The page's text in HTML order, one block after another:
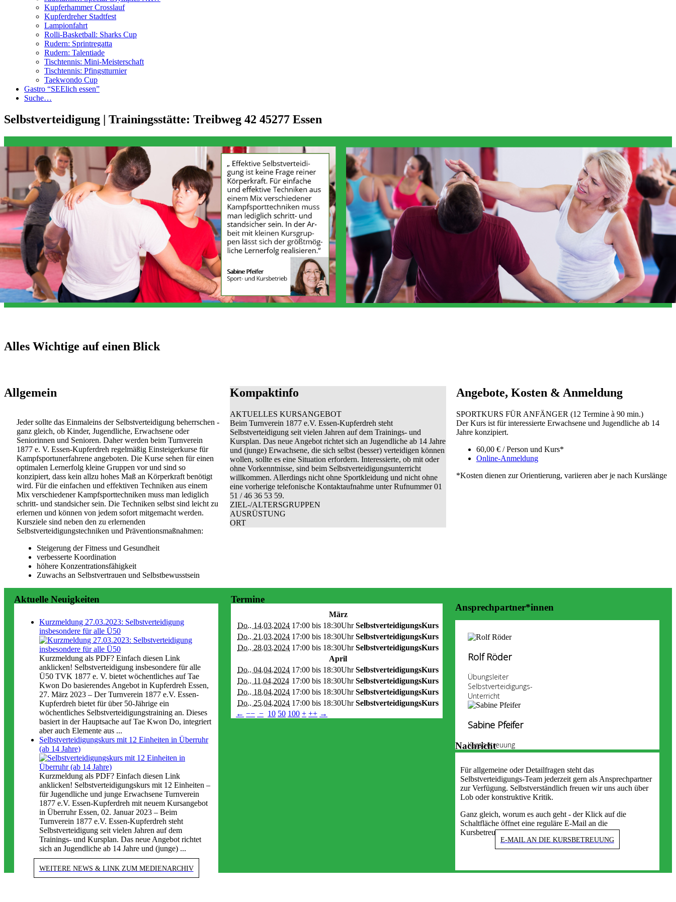
Kupferhammer Crosslauf
Kupferdreher Stadtfest
Lampionfahrt
Rolli-Basketball: Sharks Cup
Rudern: Sprintregatta
Rudern: Talentiade
Tischtennis: Mini-Meisterschaft
Tischtennis: Pfingstturnier
Taekwondo Cup
Gastro “SEElich essen”
Suche…
Selbstverteidigung | Trainingsstätte: Treibweg 42 45277 Essen
Alles Wichtige auf einen Blick
Allgemein
Jeder sollte das Einmaleins der Selbstverteidigung beherrschen -
ganz gleich, ob Kinder, Jugendliche, Erwachsene oder
Seniorinnen und Senioren. Daher werden beim Turnverein
1877 e. V. Essen-Kupferdreh regelmäßig Einsteigerkurse für
Kampfsportunerfahrene angeboten. Die Kurse sehen für einen
optimalen Lernerfolg kleine Gruppen vor und sind so
konzipiert, dass kein allzu hohes Maß an Körperkraft benötigt
wird. Für die einfachen und effektiven Techniken aus einem
Mix verschiedener Kampfsporttechniken muss man lediglich
schritt- und standsicher sein. Die Techniken selbst sind leicht zu
erlernen und können von jedem sofort mitgemacht werden.
Kursziele sind neben den zu erlernenden
Selbstverteidigungstechniken und Präventionsmaßnahmen:
Steigerung der Fitness und Gesundheit
verbesserte Koordination
höhere Konzentrationsfähigkeit
Zuwachs an Selbstvertrauen und Selbstbewusstsein
Kompaktinfo
AKTUELLES KURSANGEBOT
Beim Turnverein 1877 e.V. Essen-Kupferdreh steht
Selbstverteidigung seit vielen Jahren auf dem Trainings- und
Kursplan. Das neue Angebot richtet sich an Jugendliche ab 14 Jahre
und (junge) Erwachsene, die sich selbst (besser) verteidigen können
wollen, sollte es eine Situation erfordern. Interessierte, ob mit oder
ohne Vorkenntnisse, sind beim Selbstverteidigungsunterricht
willkommen. Allerdings nicht ohne Sportkleidung und nicht ohne
eine vorherige telefonische Kontaktaufnahme unter Rufnummer 01
51 / 46 36 53 59.
ZIEL-/ALTERSGRUPPEN
AUSRÜSTUNG
ORT
Angebote, Kosten & Anmeldung
SPORTKURS FÜR ANFÄNGER (12 Termine à 90 min.)
Der Kurs ist für interessierte Erwachsene und Jugendliche ab 14
Jahre konzipiert.
60,00 € / Person und Kurs*
Online-Anmeldung
*Kosten dienen zur Orientierung, variieren aber je nach Kurslänge
Aktuelle Neuigkeiten
Kurzmeldung 27.03.2023: Selbstverteidigung
insbesondere für alle Ü50
Kurzmeldung als PDF? Einfach diesen Link
anklicken! Selbstverteidigung insbesondere für alle
Ü50 TVK 1877 e. V. bietet wöchentliches auf Tae
Kwon Do basierendes Angebot in Kupferdreh Essen,
27. März 2023 – Der Turnverein 1877 e.V. Essen-
Kupferdreh bietet für über 50-Jährige ein
wöchentliches Selbstverteidigungstraining an. Dieses
basiert in der Hauptsache auf Tae Kwon Do, integriert
aber auch Elemente aus ...
Selbstverteidigungskurs mit 12 Einheiten in Überruhr
(ab 14 Jahre)
Kurzmeldung als PDF? Einfach diesen Link
anklicken! Selbstverteidigungskurs mit 12 Einheiten –
für Jugendliche und junge Erwachsene Turnverein
1877 e.V. Essen-Kupferdreh mit neuem Kursangebot
in Überruhr Essen, 02. Januar 2023 – Beim
Turnverein 1877 e.V. Essen-Kupferdreh steht
Selbstverteidigung seit vielen Jahren auf dem
Trainings- und Kursplan. Das neue Angebot richtet
sich an Jugendliche ab 14 Jahre und (junge) ...
WEITERE NEWS & LINK ZUM MEDIENARCHIV
Termine
März
Do.. 14.03.2024 17:00 bis 18:30Uhr SelbstverteidigungsKurs
Do.. 21.03.2024 17:00 bis 18:30Uhr SelbstverteidigungsKurs
Do.. 28.03.2024 17:00 bis 18:30Uhr SelbstverteidigungsKurs
April
Do.. 04.04.2024 17:00 bis 18:30Uhr SelbstverteidigungsKurs
Do.. 11.04.2024 17:00 bis 18:30Uhr SelbstverteidigungsKurs
Do.. 18.04.2024 17:00 bis 18:30Uhr SelbstverteidigungsKurs
Do.. 25.04.2024 17:00 bis 18:30Uhr SelbstverteidigungsKurs
← −− − 10 50 100 + ++ →
Ansprechpartner*innen
Rolf Röder
Übungsleiter
Selbstverteidigungs-
Unterricht
Sabine Pfeifer
Kursbetreuung
Nachricht
Für allgemeine oder Detailfragen steht das
Selbstverteidigungs-Team jederzeit gern als Ansprechpartner
zur Verfügung. Selbstverständlich freuen wir uns auch über
Lob oder konstruktive Kritik.
Ganz gleich, worum es auch geht - der Klick auf die
Schaltfläche öffnet eine reguläre E-Mail an die
Kursbetreuung.
E-MAIL AN DIE KURSBETREUUNG